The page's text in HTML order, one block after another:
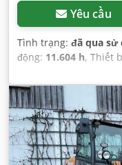
Yêu cầu
Tình trạng: đã qua sử
động: 11.604 h, Thiết